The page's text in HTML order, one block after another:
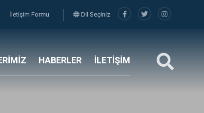
İletişim Formu Dil Seçiniz
HABERLER İLETİŞİM